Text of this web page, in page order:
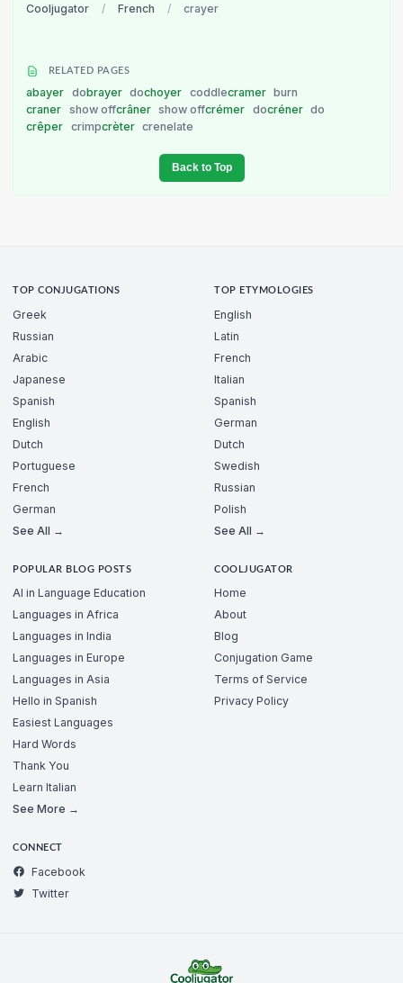
Cooljugator / French / crayer
RELATED PAGES
abayer dobrayer dochoyer coddlecramer burn
craner show offcrâner show offcrémer docréner do
crêper crimpcrèter crenelate
Back to Top
TOP CONJUGATIONS
Greek
Russian
Arabic
Japanese
Spanish
English
Dutch
Portuguese
French
German
See All →
TOP ETYMOLOGIES
English
Latin
French
Italian
Spanish
German
Dutch
Swedish
Russian
Polish
See All →
POPULAR BLOG POSTS
AI in Language Education
Languages in Africa
Languages in India
Languages in Europe
Languages in Asia
Hello in Spanish
Easiest Languages
Hard Words
Thank You
Learn Italian
See More →
COOLJUGATOR
Home
About
Blog
Conjugation Game
Terms of Service
Privacy Policy
CONNECT
Facebook
Twitter